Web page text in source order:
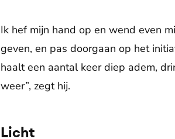
Ik hef mijn hand op en wend even
geven, en pas doorgaan op het
haalt een aantal keer diep adem,
weer”, zegt hij.
Licht